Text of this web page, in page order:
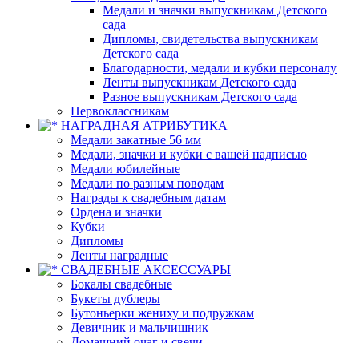
Медали и значки выпускникам Детского
сада
Дипломы, свидетельства выпускникам
Детского сада
Благодарности, медали и кубки персоналу
Ленты выпускникам Детского сада
Разное выпускникам Детского сада
Первоклассникам
НАГРАДНАЯ АТРИБУТИКА
Медали закатные 56 мм
Медали, значки и кубки с вашей надписью
Медали юбилейные
Медали по разным поводам
Награды к свадебным датам
Ордена и значки
Кубки
Дипломы
Ленты наградные
СВАДЕБНЫЕ АКСЕССУАРЫ
Бокалы свадебные
Букеты дублеры
Бутоньерки жениху и подружкам
Девичник и мальчишник